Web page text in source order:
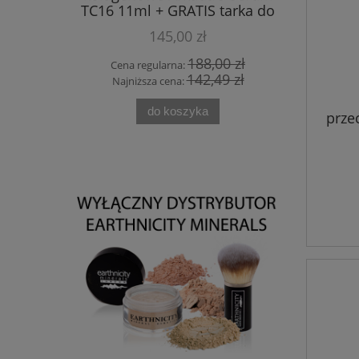
TC16 11ml + GRATIS tarka do
145,00 zł
Cena regularna:188,00 zł
Najniższa cena:142,49 zł
do koszyka
do